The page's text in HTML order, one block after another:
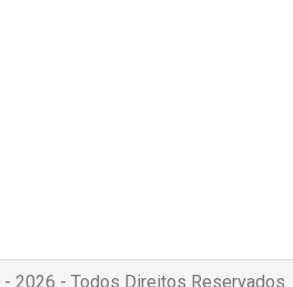
2026 - Todos Direitos Reservados